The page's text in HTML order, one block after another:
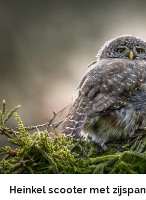
Heinkel scooter met zijspan